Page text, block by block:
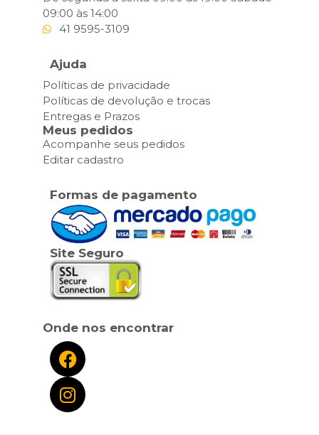
09:00 às 14:00
41 9595-3109
Ajuda
Políticas de privacidade
Políticas de devolução e trocas
Entregas e Prazos
Meus pedidos
Acompanhe seus pedidos
Editar cadastro
Formas de pagamento
Site Seguro
Onde nos encontrar